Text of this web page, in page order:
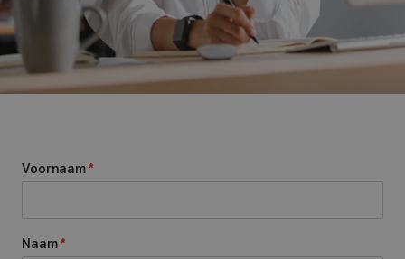
Voornaam *
Naam *